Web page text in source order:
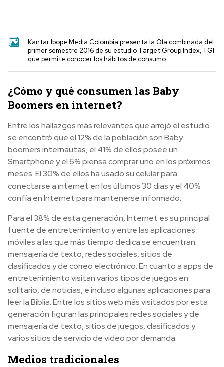
Kantar Ibope Media Colombia presenta la Ola combinada del
primer semestre 2016 de su estudio Target Group Index, TGI
que permite conocer los hábitos de consumo.
¿Cómo y qué consumen las Baby
Boomers en internet?
Entre los hallazgos más relevantes que arrojó el estudio
se encontró que el 12% de la población son Baby
boomers internautas, el 41% de ellos posee un
Smartphone y el 6% piensa comprar uno en los próximos
meses. El 30% de ellos ha usado su celular para
conectarse a internet en los últimos 30 días y el 40%
confía en Internet para mantenerse informado.
Para el 38% de esta generación, Internet es su principal
fuente de entretenimiento y entre las aplicaciones
móviles a las que más tiempo dedica se encuentran:
mensajería de texto, redes sociales, sitios de
clasificados y de correo electrónico. En cuanto a apps de
entretenimiento visitan varios tipos de juegos en
solitario, de noticias, e incluso algunas aplicaciones para
leer la Biblia. Entre los sitios web más visitados por esta
generación figuran las principales redes sociales y de
mensajería de texto, sitios de juegos, clasificados y
varios sitios de servicio de video por demanda.
Medios tradicionales